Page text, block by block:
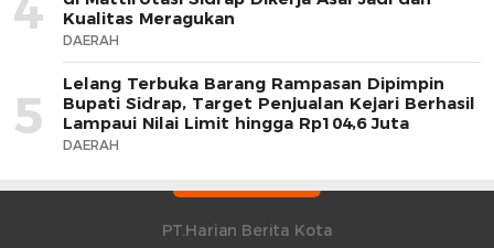
Kualitas Meragukan
DAERAH
5
Lelang Terbuka Barang Rampasan Dipimpin
Bupati Sidrap, Target Penjualan Kejari Berhasil
Lampaui Nilai Limit hingga Rp104,6 Juta
DAERAH
PT.Harian Berita Kota